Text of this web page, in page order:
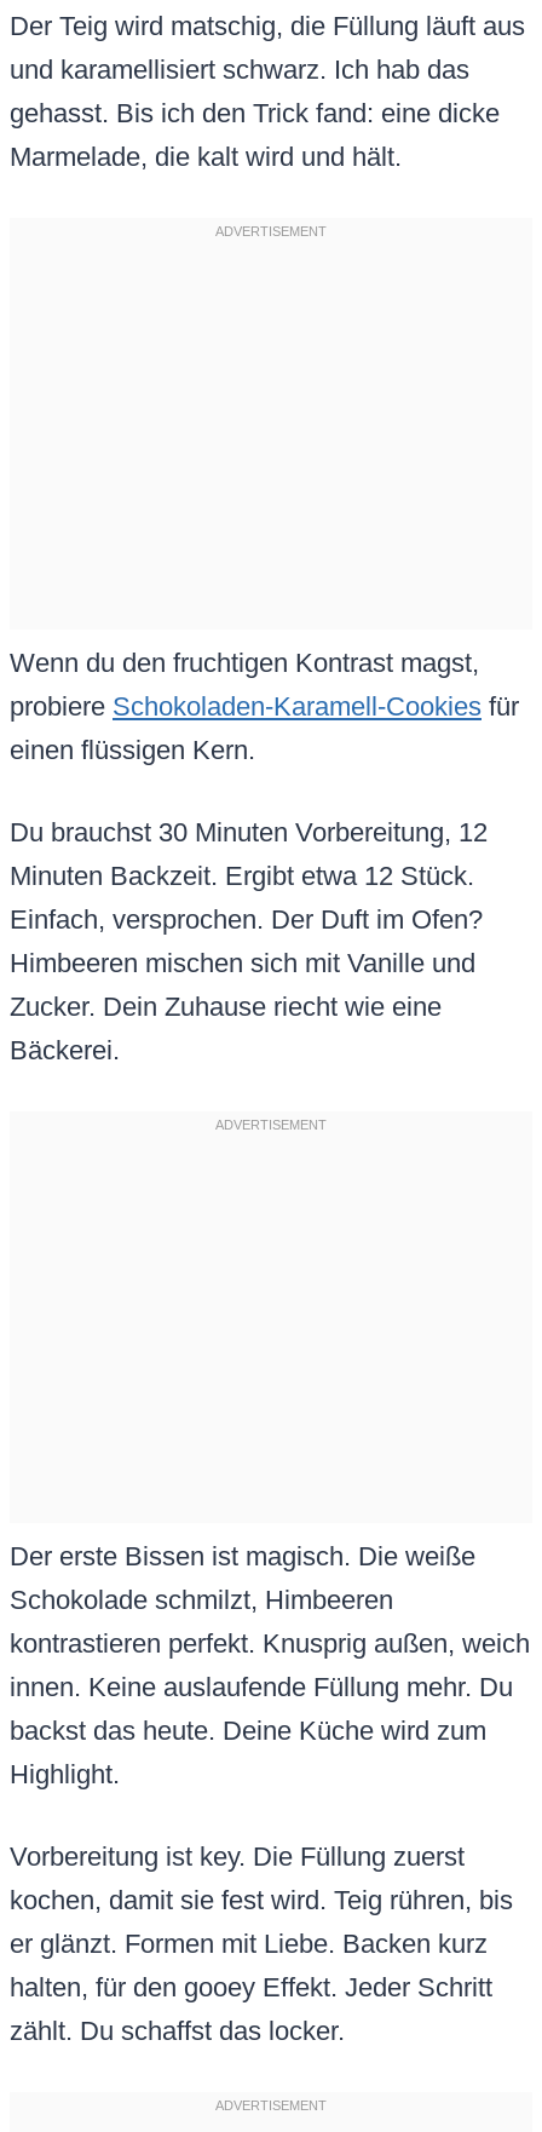
Der Teig wird matschig, die Füllung läuft aus
und karamellisiert schwarz. Ich hab das
gehasst. Bis ich den Trick fand: eine dicke
Marmelade, die kalt wird und hält.
Wenn du den fruchtigen Kontrast magst,
probiere Schokoladen-Karamell-Cookies für
einen flüssigen Kern.
Du brauchst 30 Minuten Vorbereitung, 12
Minuten Backzeit. Ergibt etwa 12 Stück.
Einfach, versprochen. Der Duft im Ofen?
Himbeeren mischen sich mit Vanille und
Zucker. Dein Zuhause riecht wie eine
Bäckerei.
Der erste Bissen ist magisch. Die weiße
Schokolade schmilzt, Himbeeren
kontrastieren perfekt. Knusprig außen, weich
innen. Keine auslaufende Füllung mehr. Du
backst das heute. Deine Küche wird zum
Highlight.
Vorbereitung ist key. Die Füllung zuerst
kochen, damit sie fest wird. Teig rühren, bis
er glänzt. Formen mit Liebe. Backen kurz
halten, für den gooey Effekt. Jeder Schritt
zählt. Du schaffst das locker.